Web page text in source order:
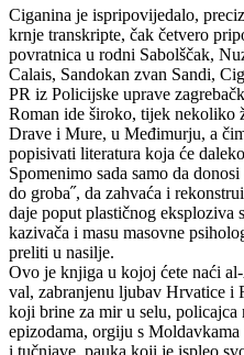
Ciganina je ispripovijedalo,
krnje transkripte, čak četvero
povratnica u rodni Sabolščak,
Calais, Sandokan zvan Sandi,
PR iz Policijske uprave
Roman ide široko, tijek nekoliko
Drave i Mure, u Međimurju, a
popisivati literatura koja će
Spomenimo sada samo da
do groba˝, da zahvaća i
daje poput plastičnog eksploziva
kazivača i masu masovne
preliti u nasilje.
Ovo je knjiga u kojoj ćete naći
val, zabranjenu ljubav Hrvatice i
koji brine za mir u selu, policajca
epizodama, orgiju s